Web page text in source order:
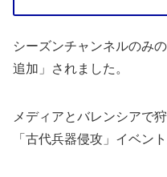
シーズンチャンネルのみ
追加」されました。
メディアとバレンシアで
「古代兵器侵攻」イベント